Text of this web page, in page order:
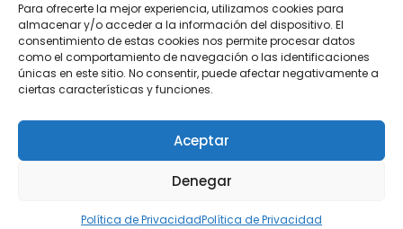
Para ofrecerte la mejor experiencia, utilizamos cookies para
almacenar y/o acceder a la información del dispositivo. El
consentimiento de estas cookies nos permite procesar datos
como el comportamiento de navegación o las identificaciones
únicas en este sitio. No consentir, puede afectar negativamente a
ciertas características y funciones.
Aceptar
Denegar
Política de PrivacidadPolítica de Privacidad
© ActionToys.es 2021. All Rights Reserved